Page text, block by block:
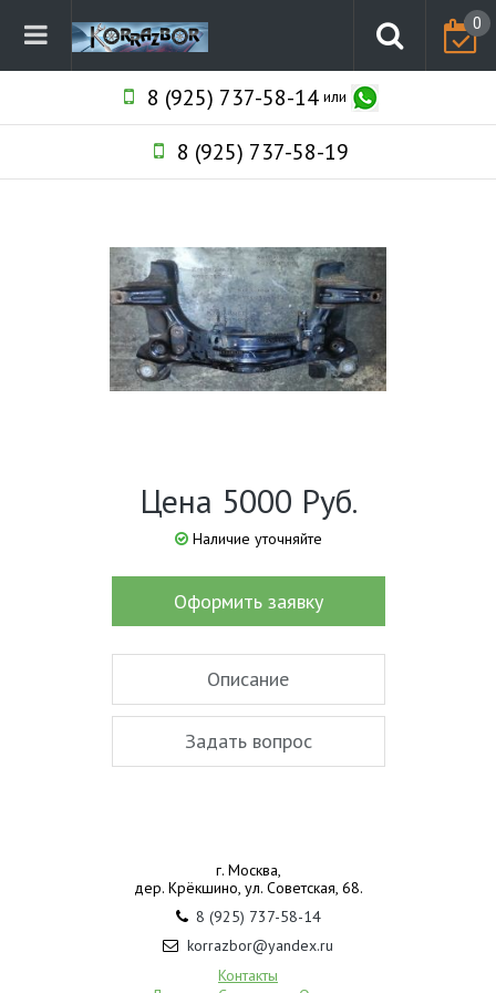
0
8 (925) 737-58-14или
8 (925) 737-58-19
Цена 5000 Руб.
Наличие уточняйте
Оформить заявку
Описание
Задать вопрос
г. Москва,
дер. Крёкшино, ул. Советская, 68.
8 (925) 737-58-14
korrazbor@yandex.ru
Контакты